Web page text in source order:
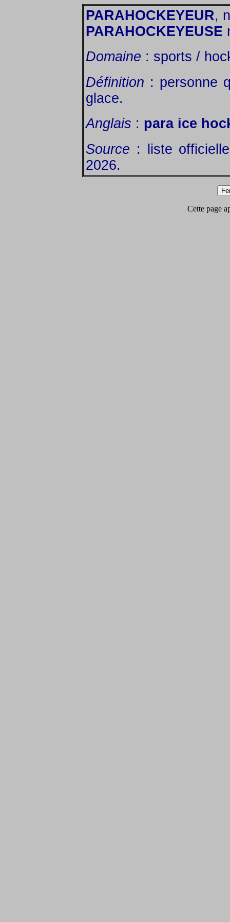
PARAHOCKEYEUR,
PARAHOCKEYEUSE
Domaine : sports /
Définition : personne
glace.
Anglais : para ice
Source : liste
2026.
Cette page